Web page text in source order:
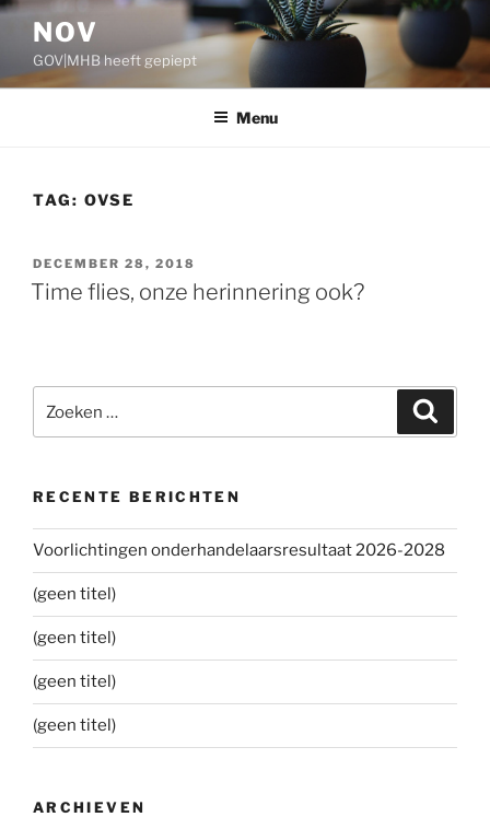
Ga
inhoud
NOV
GOV|MHB heeft gepiept
Menu
TAG: OVSE
GEPLAATST
OP
DECEMBER 28, 2018
Time flies, onze herinnering ook?
naar:
RECENTE BERICHTEN
Voorlichtingen onderhandelaarsresultaat 2026-2028
(geen titel)
(geen titel)
(geen titel)
(geen titel)
ARCHIEVEN